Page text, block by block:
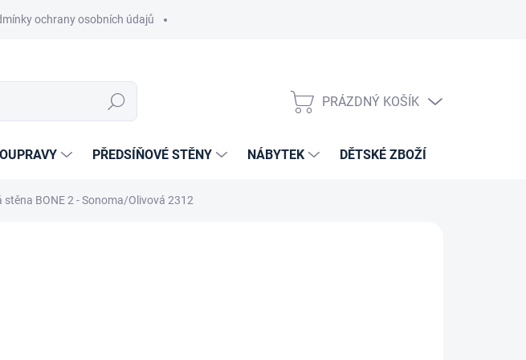
ochrany osobních údajů
Hledat
NÁKUPNÍ
PRÁZDNÝ KOŠÍK
PŘEDSÍŇOVÉ STĚNY NÁBYTEK DĚTSKÉ ZBOŽÍ
BONE 2 - Sonoma/Olivová 2312